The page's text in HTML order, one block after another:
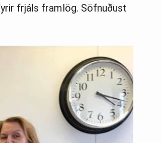
frjáls framlög. Söfnuðust